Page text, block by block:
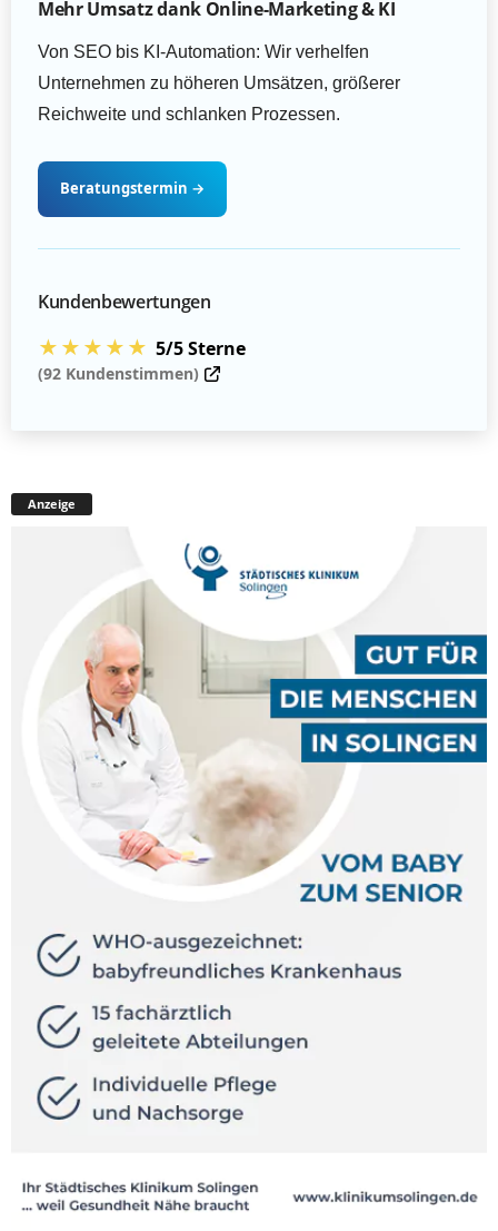
Mehr Umsatz dank Online-Marketing & KI
Von SEO bis KI-Automation: Wir verhelfen
Unternehmen zu höheren Umsätzen, größerer
Reichweite und schlanken Prozessen.
Beratungstermin →
Kundenbewertungen
★★★★★ 5/5 Sterne
(92 Kundenstimmen)
Anzeige